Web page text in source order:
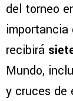
del torneo
recibirá
Mundo,
y cruces de